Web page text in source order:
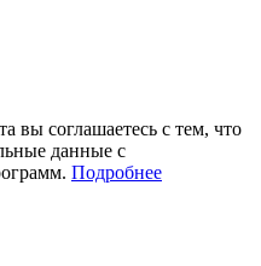
вы соглашаетесь с тем, что
данные с
Подробнее